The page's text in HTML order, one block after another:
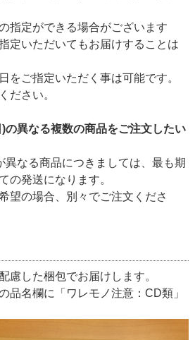
指定ができる場合がございます
定いただいてもお届けすることは
をご指定いただく事は可能です。
ださい。
)の異なる複数の商品をご注文したい
異なる商品につきましては、最も期
の発送になります。
望の場合、別々でご注文くださ
慮した梱包でお届けします。
品名欄に「ワレモノ注意：CD類」